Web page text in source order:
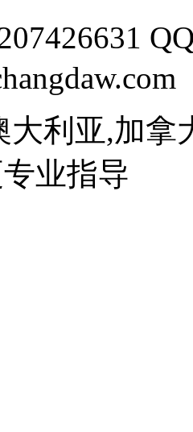
大利亚,加拿
业指导